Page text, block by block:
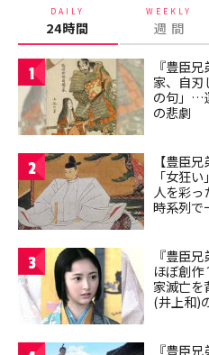
DAILY
24時間
WEEKLY
週 間
1
『豊臣
家、自刃
の句」…
の悲劇
2
【豊臣
「女狂
人を彩
時系列で
3
『豊臣
ほぼ創作
家滅亡を
(井上和)
『豊臣